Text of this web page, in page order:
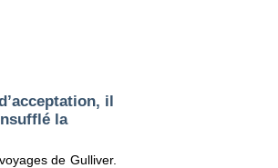
il
la
de Gulliver.